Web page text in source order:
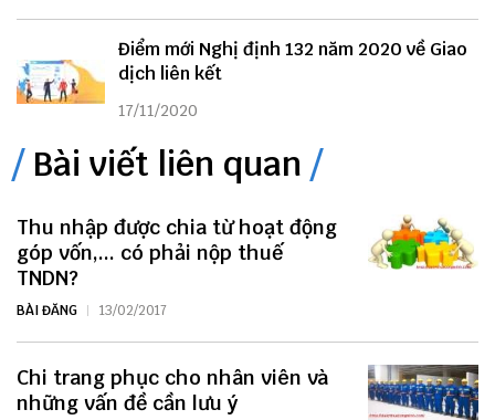
Điểm mới Nghị định 132 năm 2020 về Giao
dịch liên kết
17/11/2020
Bài viết liên quan
Thu nhập được chia từ hoạt động
góp vốn,... có phải nộp thuế
TNDN?
BÀI ĐĂNG 13/02/2017
Chi trang phục cho nhân viên và
những vấn đề cần lưu ý